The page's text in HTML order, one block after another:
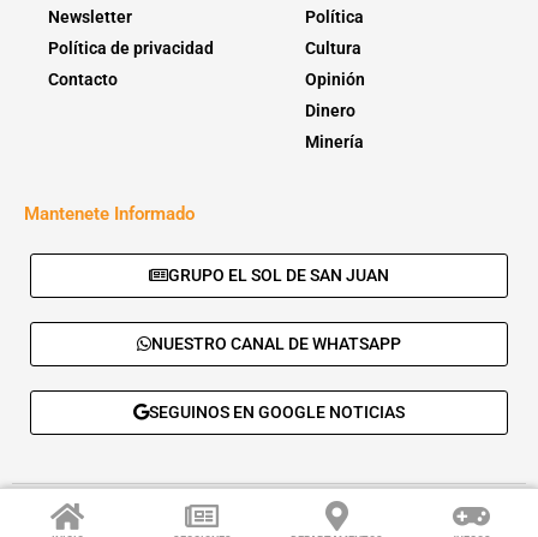
Newsletter
Política de privacidad
Contacto
Política
Cultura
Opinión
Dinero
Minería
Mantenete Informado
GRUPO EL SOL DE SAN JUAN
NUESTRO CANAL DE WHATSAPP
SEGUINOS EN GOOGLE NOTICIAS
© 2026 - El Sol de San Juan. Todos los derechos reservados. |